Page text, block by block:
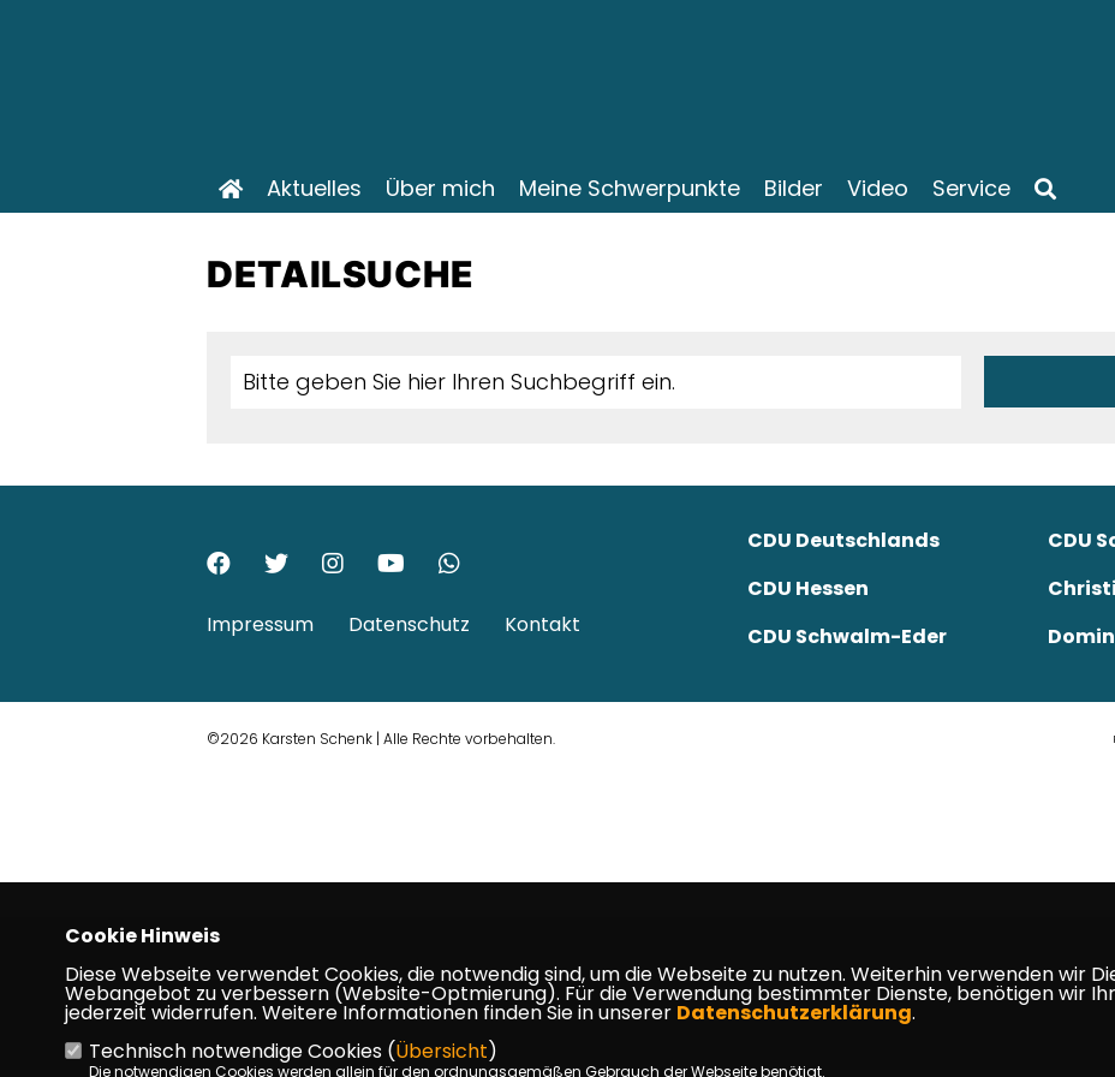
Aktuelles Über mich Meine Schwerpunkte Bilder Video Service
DETAILSUCHE
Impressum Datenschutz Kontakt
CDU Deutschlands
CDU Hessen
CDU Schwalm-Eder
CDU
©2026 Karsten Schenk | Alle Rechte vorbehalten.
Cookie Hinweis
Diese Webseite verwendet Cookies, die notwendig sind, um die Webseite zu nutzen. Weiterhin verwenden wir
Webangebot zu verbessern (Website-Optmierung). Für die Verwendung bestimmter Dienste, benötigen wir
jederzeit widerrufen. Weitere Informationen finden Sie in unserer Datenschutzerklärung.
Technisch notwendige Cookies (Übersicht)
Die notwendigen Cookies werden allein für den ordnungsgemäßen Gebrauch der Webseite benötigt.